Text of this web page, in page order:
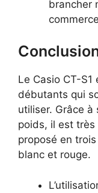
brancher
Le Casio CT-
débutants qui
utiliser. Grâce
poids, il est
proposé en
blanc et rouge.